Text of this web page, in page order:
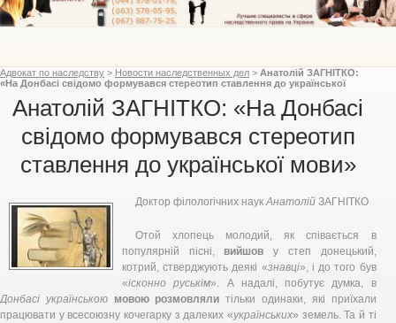
Адвокат по наследству > Новости наследственных дел > Анатолій ЗАГНІТКО:
«На Донбасі свідомо формувався стереотип ставлення до української
Анатолій ЗАГНІТКО: «На Донбасі
свідомо формувався стереотип
ставлення до української мови»
Доктор філологічних наукАнатолій ЗАГНІТКО
Отой хлопець молодий, як співається в
популярній пісні, вийшов у степ донецький,
котрий, стверджують деякі «знавці», і до того був
«ісконно руськім». А надалі, побутує думка, в
Донбасі українською мовою розмовляли тільки одинаки, які приїхали
працювати у всесоюзну кочегарку з далеких «українських» земель. Та й ті